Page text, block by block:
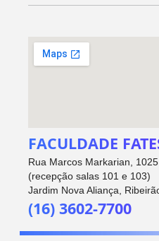
FACULDADE
Rua Marcos Markarian,
(recepção salas 101 e 103)
Jardim Nova Aliança,
(16) 3602-7700